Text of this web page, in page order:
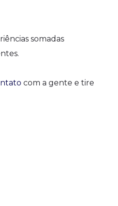
somadas
com a gente e tire